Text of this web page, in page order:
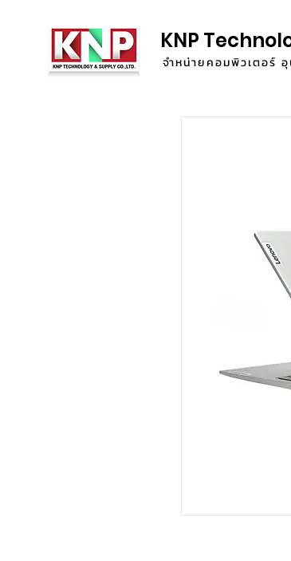
KNP
จำหน่ายคอมพิวเตอร์